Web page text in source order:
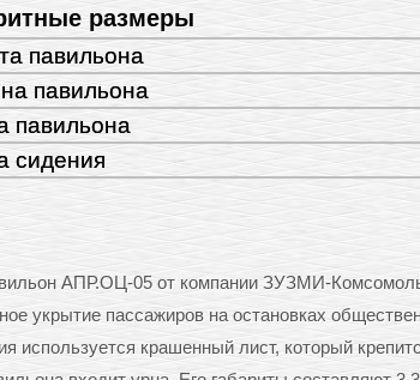
размеры
павильона
павильона
павильона
сидения
АПР.ОЦ-05 от компании ЗУЗМИ-
укрытие пассажиров на остановках
используется крашенный лист, который